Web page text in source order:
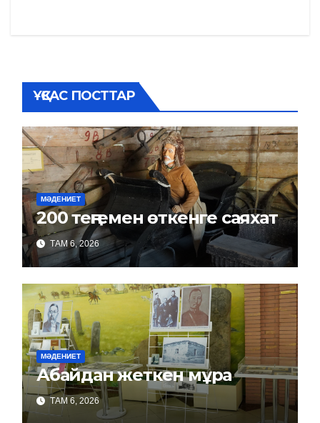
ҰҚСАС ПОСТТАР
МӘДЕНИЕТ
200 теңгемен өткенге саяхат
ТАМ 6, 2026
МӘДЕНИЕТ
Абайдан жеткен мұра
ТАМ 6, 2026